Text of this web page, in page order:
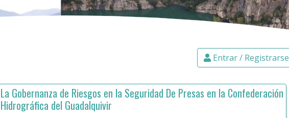
Entrar / Registrarse
La Gobernanza de Riesgos en la Seguridad De Presas en la Confederación
Hidrográfica del Guadalquivir